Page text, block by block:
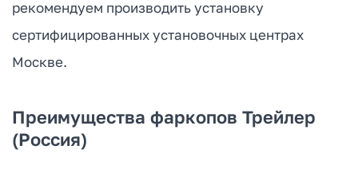
рекомендуем производить установку
сертифицированных установочных центрах
Москве.
Преимущества фаркопов Трейлер
(Россия)